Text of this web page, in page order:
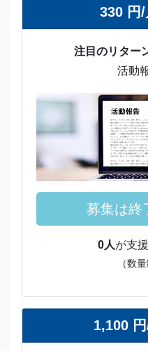
330 円/
注目のリター
活動
募集は終
0人が支
（数
1,100 円